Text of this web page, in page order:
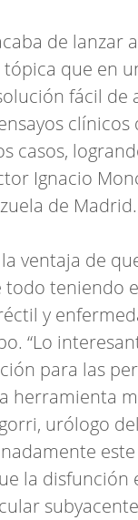
de
que en
fácil
casos,
Ignacio
de Madrid.
ventaja de
todo teniendo
y
“Lo
para las
herramienta
urólogo
la disfunción